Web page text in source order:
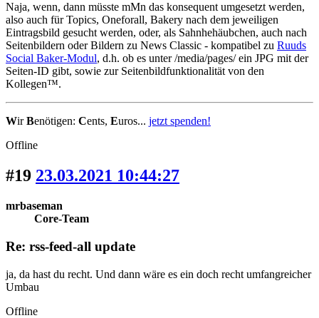
Naja, wenn, dann müsste mMn das konsequent umgesetzt werden,
also auch für Topics, Oneforall, Bakery nach dem jeweiligen
Eintragsbild gesucht werden, oder, als Sahnhehäubchen, auch nach
Seitenbildern oder Bildern zu News Classic - kompatibel zu Ruuds
Social Baker-Modul, d.h. ob es unter /media/pages/ ein JPG mit der
Seiten-ID gibt, sowie zur Seitenbildfunktionalität von den
Kollegen™.
WirBenötigen: Cents, Euros... jetzt spenden!
Offline
#19 23.03.2021 10:44:27
mrbaseman
Core-Team
Re: rss-feed-all update
ja, da hast du recht. Und dann wäre es ein doch recht umfangreicher
Umbau
Offline